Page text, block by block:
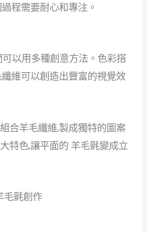
程需要耐心和專注。
以用多種創意方法。色彩搭
維可以創造出豐富的視覺效
合羊毛纖維,製成獨特的圖案
特色,讓平面的 羊毛氈變成立